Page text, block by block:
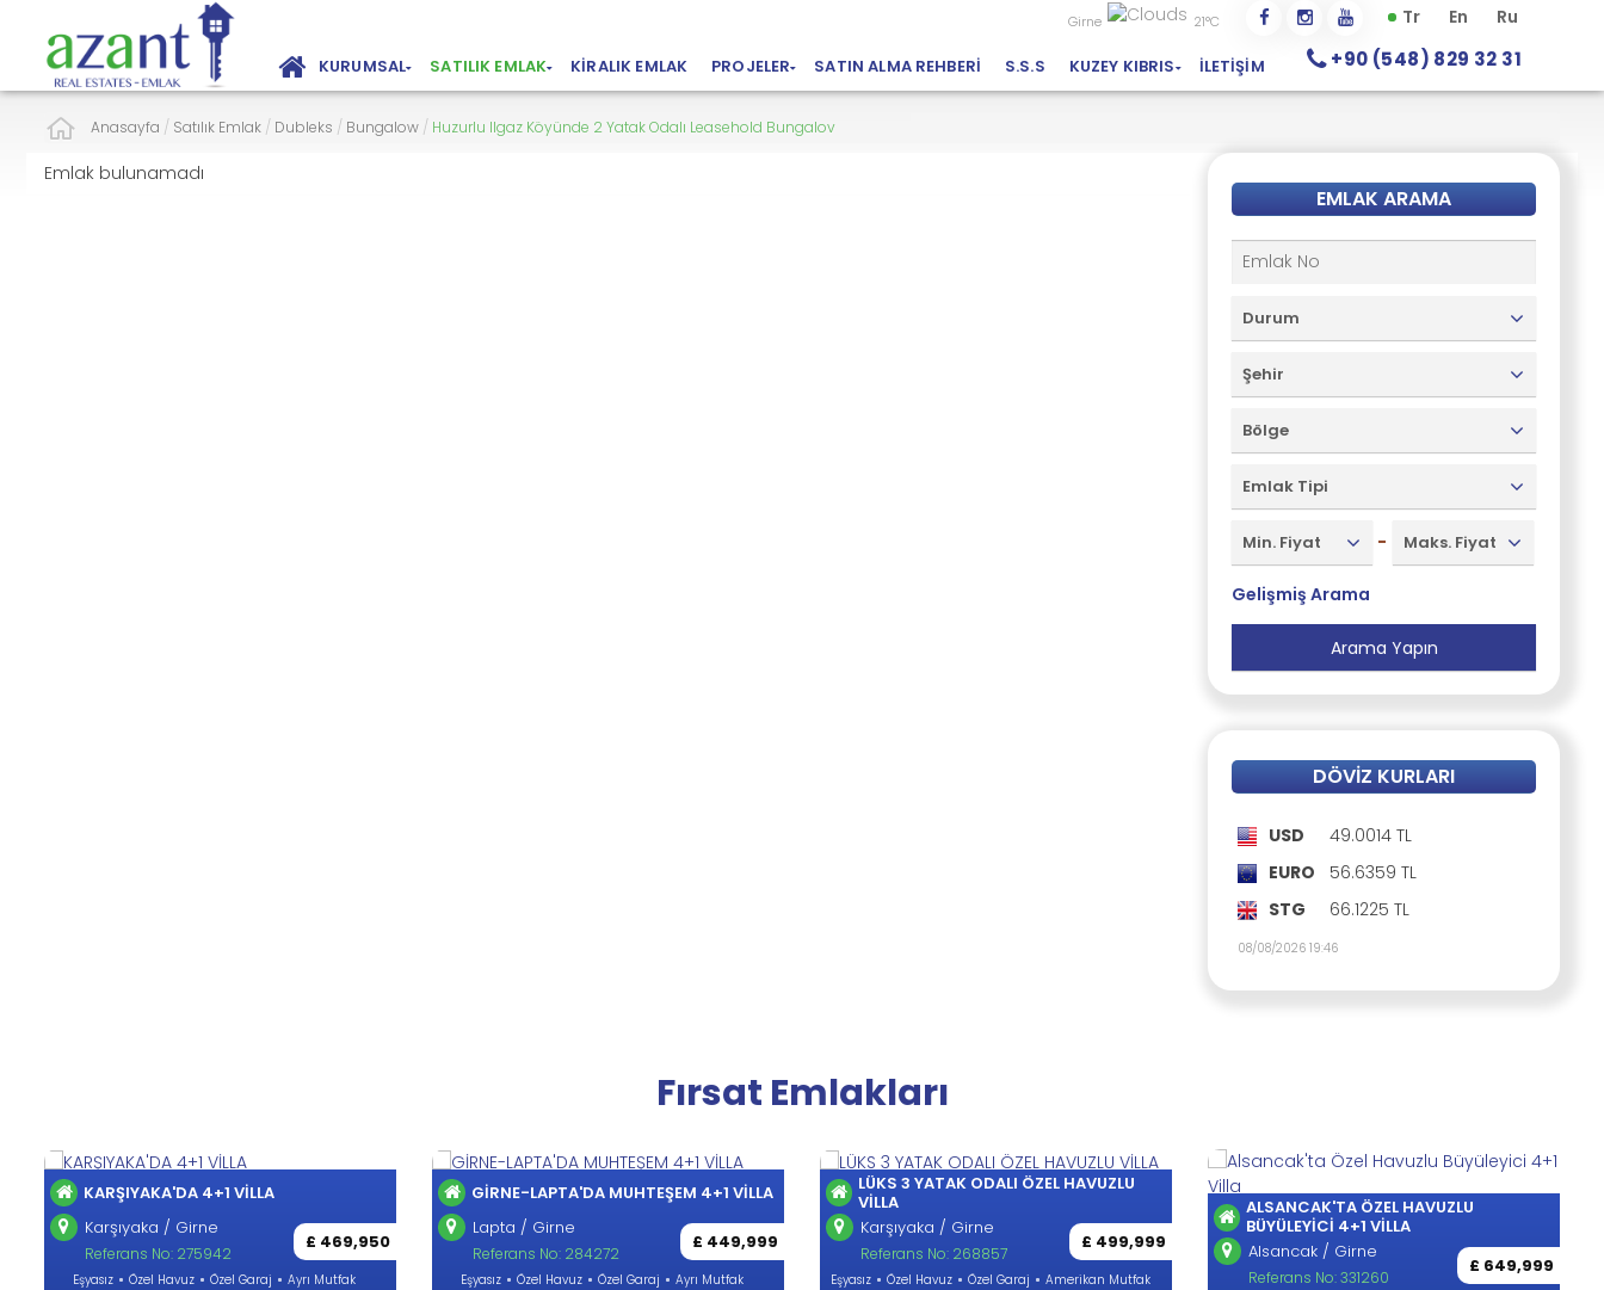
Tr En Ru
Girne 21°C
+90 (548) 829 32 31
KURUMSAL SATILIK EMLAK KIRALIK EMLAK PROJELER SATIN ALMA REHBERI S.S.S KUZEY KIBRIS İLETIŞIM
Anasayfa / Satılık Emlak / Dubleks / Bungalow / Huzurlu Ilgaz Köyünde 2 Yatak Odalı Leasehold Bungalov
Emlak bulunamadı
EMLAK ARAMA
Durum
Şehir
Bölge
Emlak Tipi
Min. Fiyat - Maks. Fiyat
Gelişmiş Arama
DÖVIZ KURLARI
USD
49.0014 TL
EURO
56.6359 TL
STG
66.1225 TL
08/08/2026 19:46
Fırsat Emlakları
KARŞIYAKA'DA 4+1 VİLLA
Karşıyaka / Girne
£ 469,950
Referans No: 275942
Eşyasız Özel Havuz Özel Garaj Ayrı Mutfak
GİRNE-LAPTA'DA MUHTEŞEM 4+1 VİLLA
Lapta / Girne
£ 449,999
Referans No: 284272
Eşyasız Özel Havuz Özel Garaj Ayrı Mutfak
LÜKS 3 YATAK ODALI ÖZEL HAVUZLU
VİLLA
Karşıyaka / Girne
£ 499,999
Referans No: 268857
Eşyasız Özel Havuz Özel Garaj Amerikan Mutfak
ALSANCAK'TA ÖZEL HAVUZLU
BÜYÜLEYICI 4+1 VILLA
Alsancak / Girne
£ 649,999
Referans No: 331260